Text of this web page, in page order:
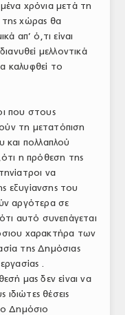
χρόνια μετά τη
χώρας θα
απ’ ό,τι είναι
μελλοντικά
καλυφθεί το
που στους
τη μετατόπιση
και πολλαπλού
η πρόθεση της
να
εξυγίανσης του
αργότερα σε
αυτό συνεπάγεται
χαρακτήρα των
της Δημόσιας
.
μας δεν είναι να
θέσεις
Δημόσιο